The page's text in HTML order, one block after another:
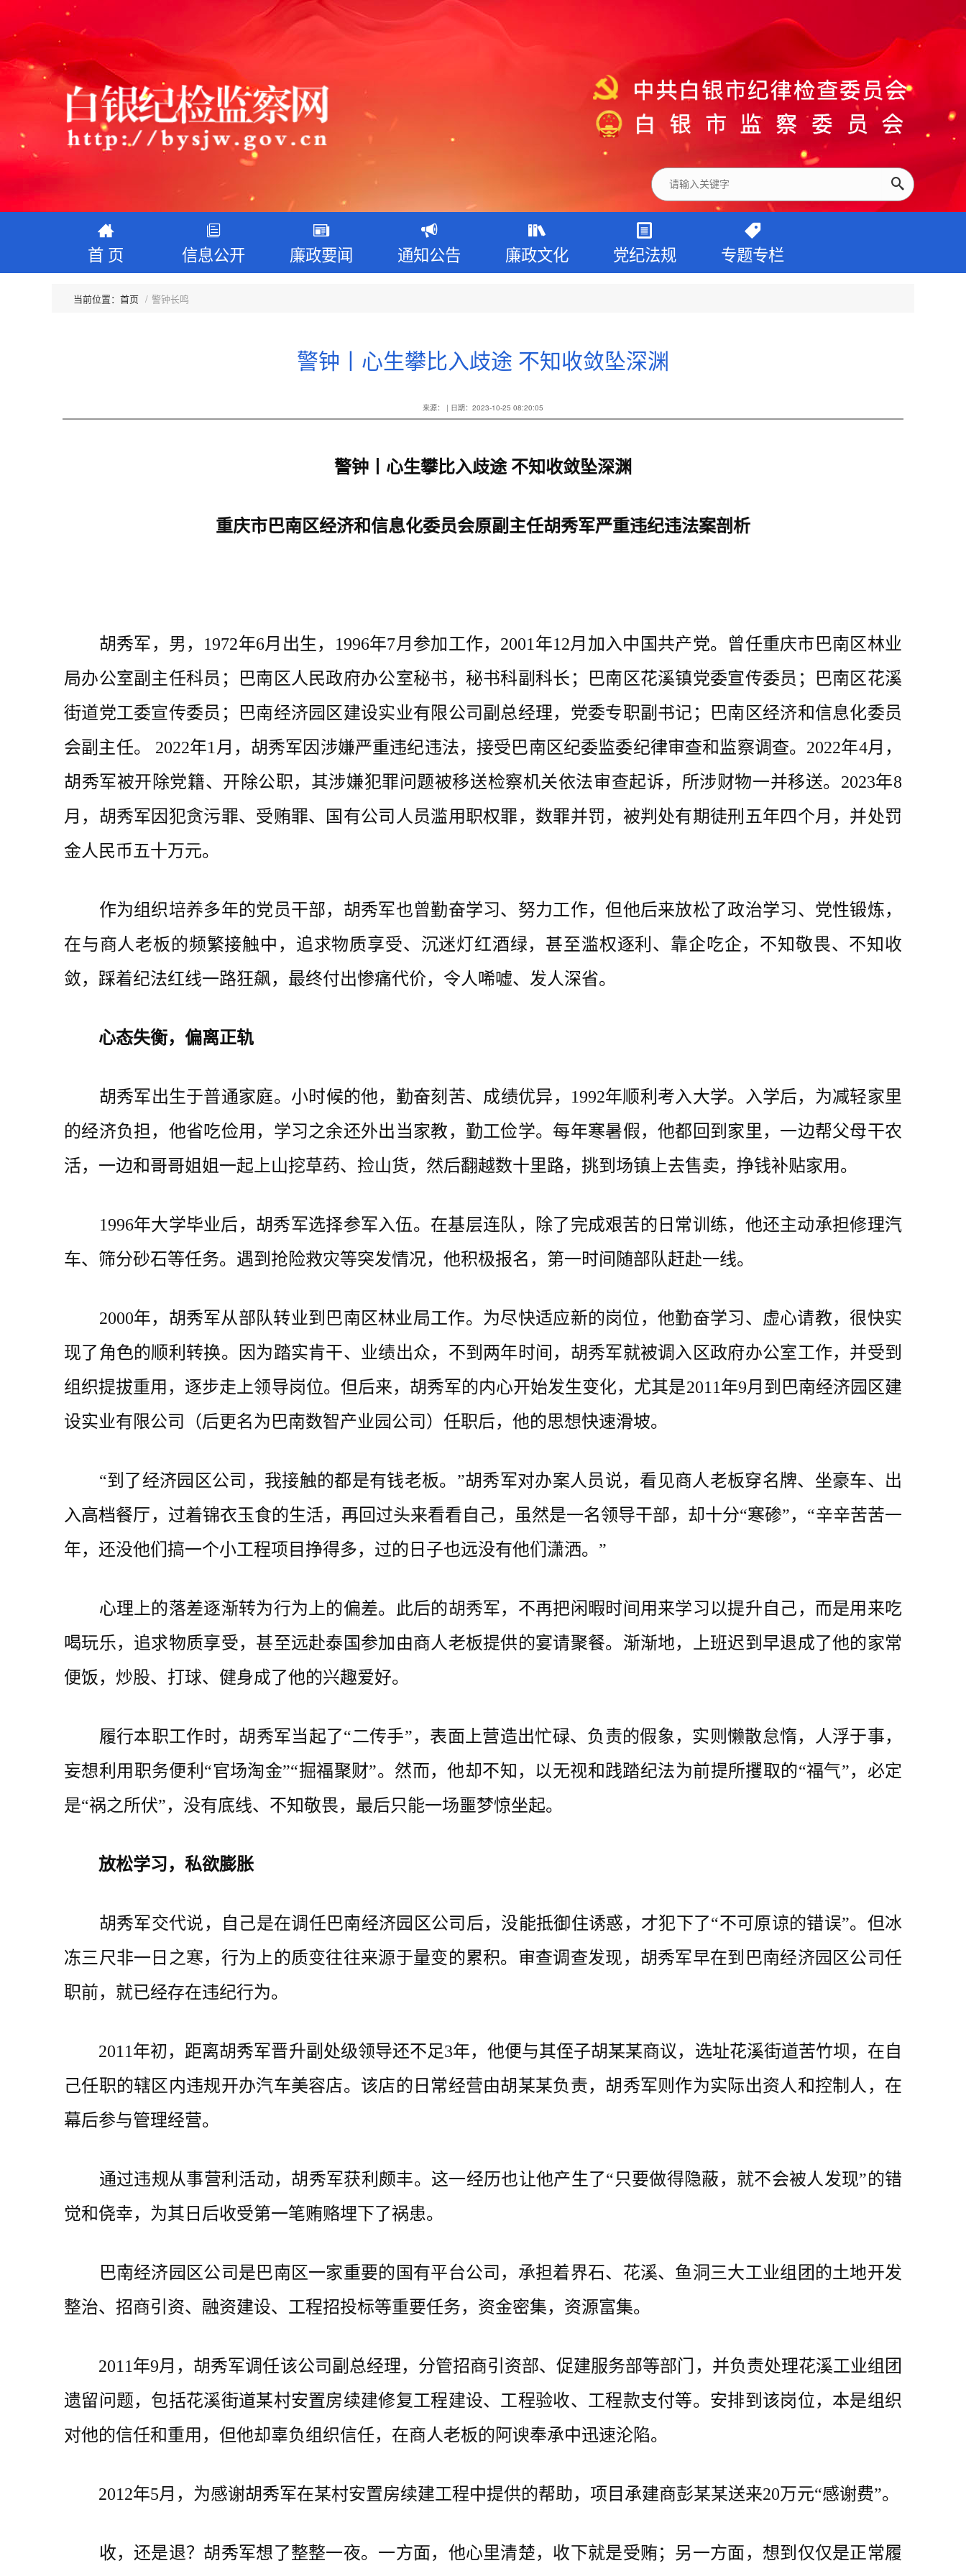
首 页 信息公开 廉政要闻 通知公告 廉政文化 党纪法规 专题专栏
首页 警钟长鸣
警钟丨心生攀比入歧途 不知收敛坠深渊
来源： | 日期：2023-10-25 08:20:05
警钟丨心生攀比入歧途 不知收敛坠深渊
重庆市巴南区经济和信息化委员会原副主任胡秀军严重违纪违法案剖析
胡秀军，男，1972年6月出生，1996年7月参加工作，2001年12月加入中国共产党。曾任重庆市巴南区林业
局办公室副主任科员；巴南区人民政府办公室秘书，秘书科副科长；巴南区花溪镇党委宣传委员；巴南区花溪
街道党工委宣传委员；巴南经济园区建设实业有限公司副总经理，党委专职副书记；巴南区经济和信息化委员
会副主任。 2022年1月，胡秀军因涉嫌严重违纪违法，接受巴南区纪委监委纪律审查和监察调查。2022年4月，
胡秀军被开除党籍、开除公职，其涉嫌犯罪问题被移送检察机关依法审查起诉，所涉财物一并移送。2023年8
月，胡秀军因犯贪污罪、受贿罪、国有公司人员滥用职权罪，数罪并罚，被判处有期徒刑五年四个月，并处罚
金人民币五十万元。
作为组织培养多年的党员干部，胡秀军也曾勤奋学习、努力工作，但他后来放松了政治学习、党性锻炼，
在与商人老板的频繁接触中，追求物质享受、沉迷灯红酒绿，甚至滥权逐利、靠企吃企，不知敬畏、不知收
敛，踩着纪法红线一路狂飙，最终付出惨痛代价，令人唏嘘、发人深省。
心态失衡，偏离正轨
胡秀军出生于普通家庭。小时候的他，勤奋刻苦、成绩优异，1992年顺利考入大学。入学后，为减轻家里
的经济负担，他省吃俭用，学习之余还外出当家教，勤工俭学。每年寒暑假，他都回到家里，一边帮父母干农
活，一边和哥哥姐姐一起上山挖草药、捡山货，然后翻越数十里路，挑到场镇上去售卖，挣钱补贴家用。
1996年大学毕业后，胡秀军选择参军入伍。在基层连队，除了完成艰苦的日常训练，他还主动承担修理汽
车、筛分砂石等任务。遇到抢险救灾等突发情况，他积极报名，第一时间随部队赶赴一线。
2000年，胡秀军从部队转业到巴南区林业局工作。为尽快适应新的岗位，他勤奋学习、虚心请教，很快实
现了角色的顺利转换。因为踏实肯干、业绩出众，不到两年时间，胡秀军就被调入区政府办公室工作，并受到
组织提拔重用，逐步走上领导岗位。但后来，胡秀军的内心开始发生变化，尤其是2011年9月到巴南经济园区建
设实业有限公司（后更名为巴南数智产业园公司）任职后，他的思想快速滑坡。
“到了经济园区公司，我接触的都是有钱老板。”胡秀军对办案人员说，看见商人老板穿名牌、坐豪车、出
入高档餐厅，过着锦衣玉食的生活，再回过头来看看自己，虽然是一名领导干部，却十分“寒碜”，“辛辛苦苦一
年，还没他们搞一个小工程项目挣得多，过的日子也远没有他们潇洒。”
心理上的落差逐渐转为行为上的偏差。此后的胡秀军，不再把闲暇时间用来学习以提升自己，而是用来吃
喝玩乐，追求物质享受，甚至远赴泰国参加由商人老板提供的宴请聚餐。渐渐地，上班迟到早退成了他的家常
便饭，炒股、打球、健身成了他的兴趣爱好。
履行本职工作时，胡秀军当起了“二传手”，表面上营造出忙碌、负责的假象，实则懒散怠惰，人浮于事，
妄想利用职务便利“官场淘金”“掘福聚财”。然而，他却不知，以无视和践踏纪法为前提所攫取的“福气”，必定
是“祸之所伏”，没有底线、不知敬畏，最后只能一场噩梦惊坐起。
放松学习，私欲膨胀
胡秀军交代说，自己是在调任巴南经济园区公司后，没能抵御住诱惑，才犯下了“不可原谅的错误”。但冰
冻三尺非一日之寒，行为上的质变往往来源于量变的累积。审查调查发现，胡秀军早在到巴南经济园区公司任
职前，就已经存在违纪行为。
2011年初，距离胡秀军晋升副处级领导还不足3年，他便与其侄子胡某某商议，选址花溪街道苦竹坝，在自
己任职的辖区内违规开办汽车美容店。该店的日常经营由胡某某负责，胡秀军则作为实际出资人和控制人，在
幕后参与管理经营。
通过违规从事营利活动，胡秀军获利颇丰。这一经历也让他产生了“只要做得隐蔽，就不会被人发现”的错
觉和侥幸，为其日后收受第一笔贿赂埋下了祸患。
巴南经济园区公司是巴南区一家重要的国有平台公司，承担着界石、花溪、鱼洞三大工业组团的土地开发
整治、招商引资、融资建设、工程招投标等重要任务，资金密集，资源富集。
2011年9月，胡秀军调任该公司副总经理，分管招商引资部、促建服务部等部门，并负责处理花溪工业组团
遗留问题，包括花溪街道某村安置房续建修复工程建设、工程验收、工程款支付等。安排到该岗位，本是组织
对他的信任和重用，但他却辜负组织信任，在商人老板的阿谀奉承中迅速沦陷。
2012年5月，为感谢胡秀军在某村安置房续建工程中提供的帮助，项目承建商彭某某送来20万元“感谢费”。
收，还是退？胡秀军想了整整一夜。一方面，他心里清楚，收下就是受贿；另一方面，想到仅仅是正常履